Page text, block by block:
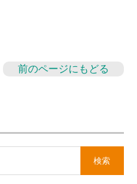
前のページにもどる